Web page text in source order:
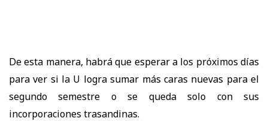
De esta manera, habrá que esperar a los próximos días
para ver si la U logra sumar más caras nuevas para el
segundo semestre o se queda solo con sus
incorporaciones trasandinas.